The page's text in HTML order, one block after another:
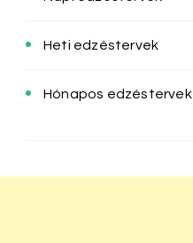
Heti edzéstervek
Hónapos edzéstervek